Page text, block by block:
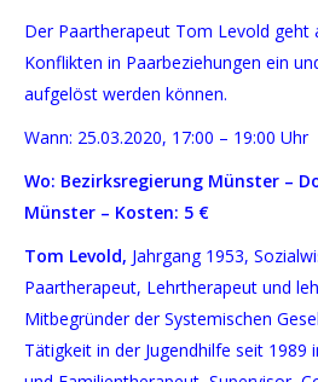
Der Paartherapeut Tom Levold geht
Konflikten in Paarbeziehungen ein
aufgelöst werden können.
Wann: 25.03.2020, 17:00 – 19:00 Uhr
Wo: Bezirksregierung Münster –
Münster – Kosten: 5 €
Tom Levold, Jahrgang 1953,
Paartherapeut, Lehrtherapeut und
Mitbegründer der Systemischen
Tätigkeit in der Jugendhilfe seit 1989